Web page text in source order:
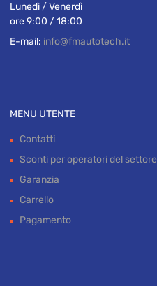
Lunedì / Venerdì
ore 9:00 / 18:00
E-mail: info@fmautotech.it
MENU UTENTE
Contatti
Sconti per operatori del settore
Garanzia
Carrello
Pagamento